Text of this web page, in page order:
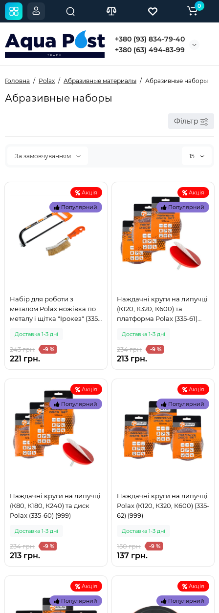
+380 (93) 834-79-40
+380 (63) 494-83-99
0
Головна Polax Абразивные материалы Абразивные наборы
Абразивные наборы
Фільтр
За замовчуванням 15
Акція
Популярний
Набір для роботи з
металом Polax ножівка по
металу і щітка "Ірокез" (335-
Доставка 1-3 дні
243 грн. -9 %
221 грн.
Акція
Популярний
Наждачні круги на липучці
(К120, К320, К600) та
платформа Polax (335-61)
Доставка 1-3 дні
234 грн. -9 %
213 грн.
Акція
Популярний
Наждачні круги на липучці
(К80, К180, К240) та диск
Polax (335-60) (999)
Доставка 1-3 дні
234 грн. -9 %
213 грн.
Акція
Популярний
Наждачні круги на липучці
Polax (К120, К320, К600) (335-
62) (999)
Доставка 1-3 дні
150 грн. -9 %
137 грн.
Акція
Популярний
Акція
Популярний